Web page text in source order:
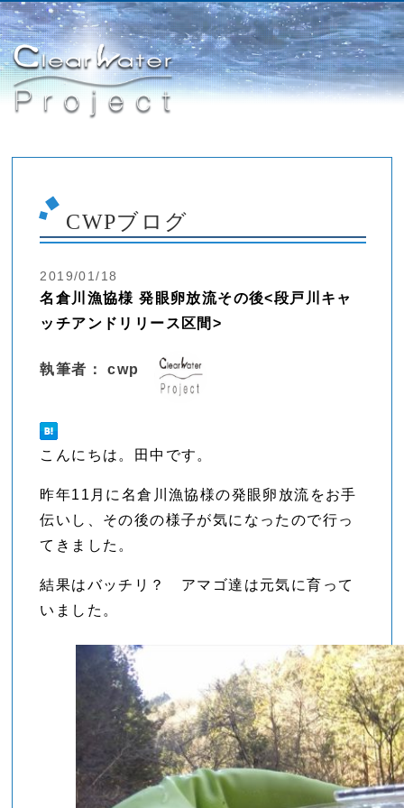
CWPブログ
2019/01/18
名倉川漁協様 発眼卵放流その後<段戸川キャ
ッチアンドリリース区間>
執筆者： cwp
こんにちは。田中です。
昨年11月に名倉川漁協様の発眼卵放流をお手
伝いし、その後の様子が気になったので行っ
てきました。
結果はバッチリ？ アマゴ達は元気に育って
いました。